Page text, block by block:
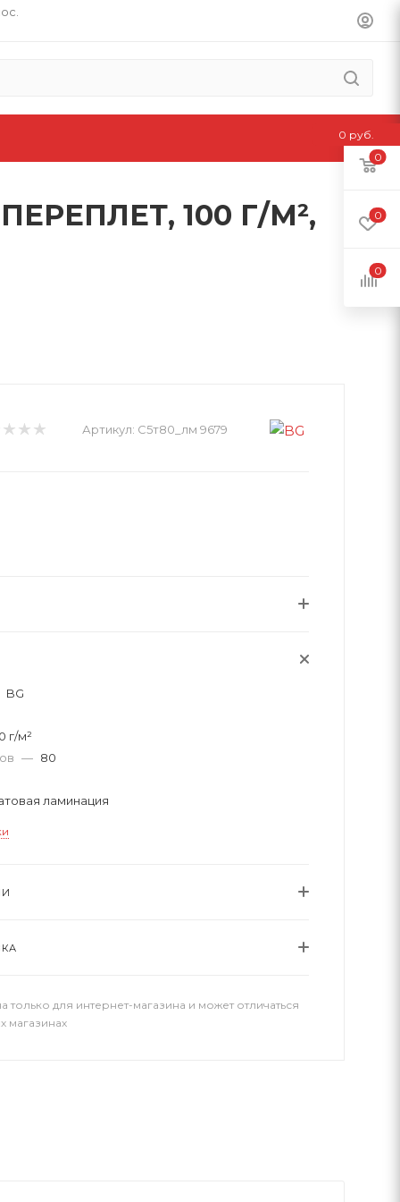
100 Г/М²,
Артикул: С5т80_лм 9679
BG
г/м²
— 80
ламинация
только для интернет-магазина и может отличаться
магазинах
0
0
0
0 руб.